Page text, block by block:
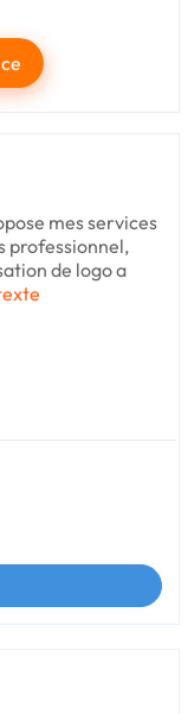
mes services
professionnel,
de logo a